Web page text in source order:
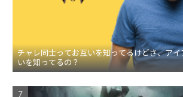
チャレ同士ってお互いを知ってるけどさ、ア
いを知ってるの？